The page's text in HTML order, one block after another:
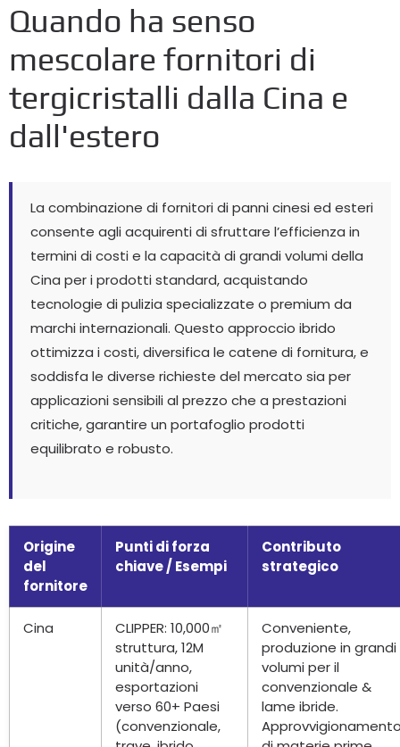
Quando ha senso
mescolare fornitori di
tergicristalli dalla Cina e
dall'estero
La combinazione di fornitori di panni cinesi ed esteri
consente agli acquirenti di sfruttare l’efficienza in
termini di costi e la capacità di grandi volumi della
Cina per i prodotti standard, acquistando
tecnologie di pulizia specializzate o premium da
marchi internazionali. Questo approccio ibrido
ottimizza i costi, diversifica le catene di fornitura, e
soddisfa le diverse richieste del mercato sia per
applicazioni sensibili al prezzo che a prestazioni
critiche, garantire un portafoglio prodotti
equilibrato e robusto.
Origine
del
fornitore
Punti di forza
chiave / Esempi
Contributo
strategico
Cina
CLIPPER: 10,000㎡
struttura, 12M
unità/anno,
esportazioni
verso 60+ Paesi
(convenzionale,
Conveniente,
produzione in grandi
volumi per il
convenzionale &
lame ibride.